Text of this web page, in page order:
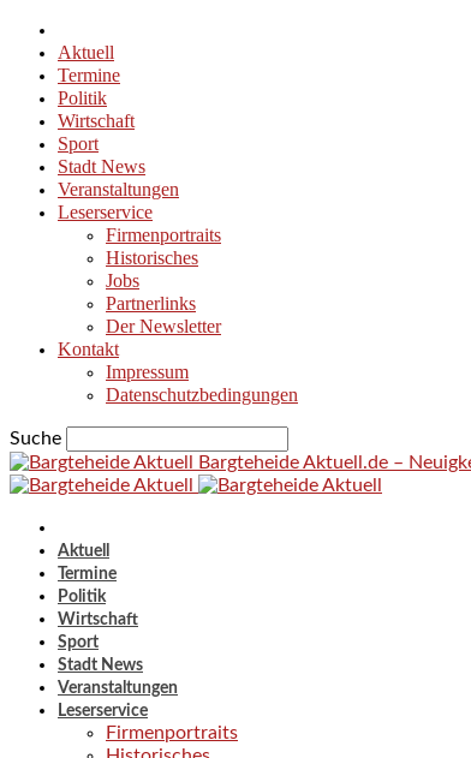
Aktuell
Termine
Politik
Wirtschaft
Sport
Stadt News
Veranstaltungen
Leserservice
Firmenportraits
Historisches
Jobs
Partnerlinks
Der Newsletter
Kontakt
Impressum
Datenschutzbedingungen
Suche
Bargteheide Aktuell.de –
Aktuell
Termine
Politik
Wirtschaft
Sport
Stadt News
Veranstaltungen
Leserservice
Firmenportraits